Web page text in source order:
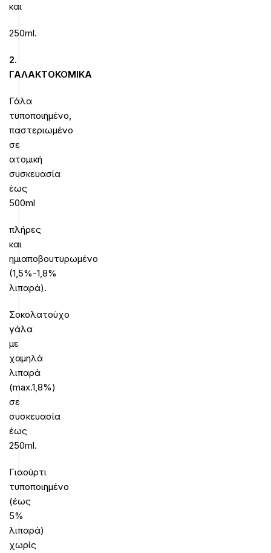
και
250ml.
2.
ΓΑΛΑΚΤΟΚΟΜΙΚΑ
Γάλα
τυποποιημένο,
παστεριωμένο
σε
ατομική
συσκευασία
έως
500ml
πλήρες
και
ημιαποβουτυρωμένο
(1,5%-1,8%
λιπαρά).
Σοκολατούχο
γάλα
με
χαμηλά
λιπαρά
(max.1,8%)
σε
συσκευασία
έως
250ml.
Γιαούρτι
τυποποιημένο
(έως
5%
λιπαρά)
χωρίς